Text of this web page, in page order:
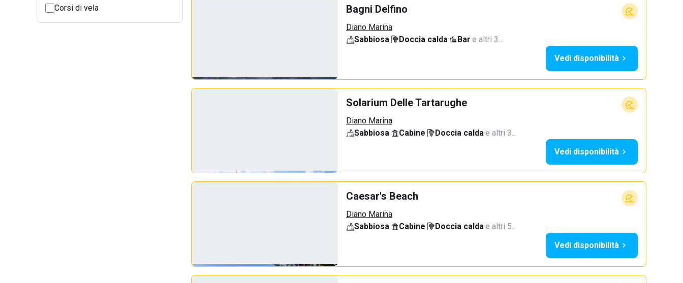
Corsi di vela
Bagni Delfino
Diano Marina
Sabbiosa· Doccia calda· Bar·e altri 3…
Vedi disponibilità
Solarium Delle Tartarughe
Diano Marina
Sabbiosa· Cabine· Doccia calda·e altri 3…
Vedi disponibilità
Caesar's Beach
Diano Marina
Sabbiosa· Cabine· Doccia calda·e altri 5…
Vedi disponibilità